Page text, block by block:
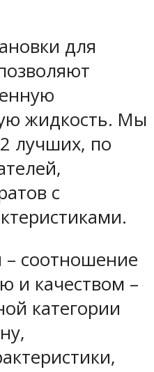
для
жидкость. Мы
лучших, по
с
– соотношение
и качеством –
категории